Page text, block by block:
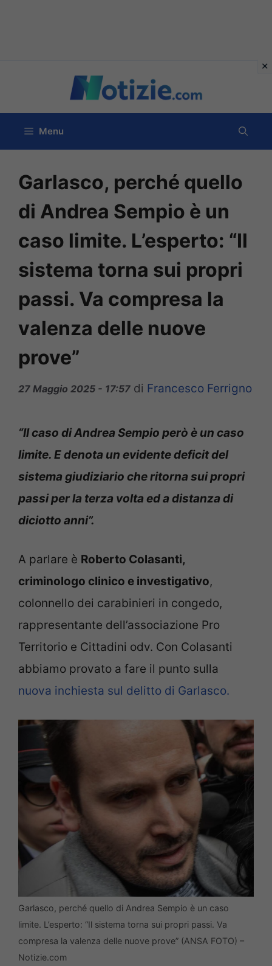
contenuto
Menu
Garlasco, perché quello
di Andrea Sempio è un
caso limite. L’esperto: “Il
sistema torna sui propri
passi. Va compresa la
valenza delle nuove
prove”
27 Maggio 2025 - 17:57 di Francesco Ferrigno
“Il caso di Andrea Sempio però è un caso
limite. E denota un evidente deficit del
sistema giudiziario che ritorna sui propri
passi per la terza volta ed a distanza di
diciotto anni”.
A parlare è Roberto Colasanti,
criminologo clinico e investigativo,
colonnello dei carabinieri in congedo,
rappresentante dell’associazione Pro
Territorio e Cittadini odv. Con Colasanti
abbiamo provato a fare il punto sulla
nuova inchiesta sul delitto di Garlasco.
Garlasco, perché quello di Andrea Sempio è un caso
limite. L’esperto: “Il sistema torna sui propri passi. Va
compresa la valenza delle nuove prove” (ANSA FOTO) –
Notizie.com